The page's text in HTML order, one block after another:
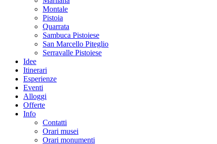
Montale
Pistoia
Quarrata
Sambuca Pistoiese
San Marcello Piteglio
Serravalle Pistoiese
Idee
Itinerari
Esperienze
Eventi
Alloggi
Offerte
Info
Contatti
Orari musei
Orari monumenti